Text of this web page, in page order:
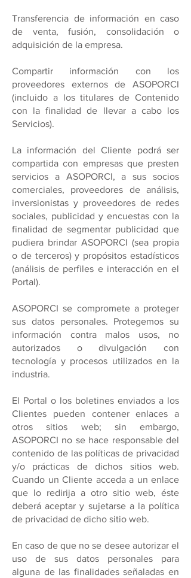
Transferencia de información en caso
de venta, fusión, consolidación o
adquisición de la empresa.
Compartir información con los
proveedores externos de ASOPORCI
(incluido a los titulares de Contenido
con la finalidad de llevar a cabo los
Servicios).
La información del Cliente podrá ser
compartida con empresas que presten
servicios a ASOPORCI, a sus socios
comerciales, proveedores de análisis,
inversionistas y proveedores de redes
sociales, publicidad y encuestas con la
finalidad de segmentar publicidad que
pudiera brindar ASOPORCI (sea propia
o de terceros) y propósitos estadísticos
(análisis de perfiles e interacción en el
Portal).
ASOPORCI se compromete a proteger
sus datos personales. Protegemos su
información contra malos usos, no
autorizados o divulgación con
tecnología y procesos utilizados en la
industria.
El Portal o los boletines enviados a los
Clientes pueden contener enlaces a
otros sitios web; sin embargo,
ASOPORCI no se hace responsable del
contenido de las políticas de privacidad
y/o prácticas de dichos sitios web.
Cuando un Cliente acceda a un enlace
que lo redirija a otro sitio web, éste
deberá aceptar y sujetarse a la política
de privacidad de dicho sitio web.
En caso de que no se desee autorizar el
uso de sus datos personales para
alguna de las finalidades señaladas en